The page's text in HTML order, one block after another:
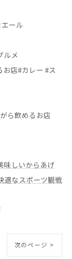
ール
メ
店#カレー #ス
ら飲めるお店
味しいからあげ
適なスポーツ観戦
次のページ >